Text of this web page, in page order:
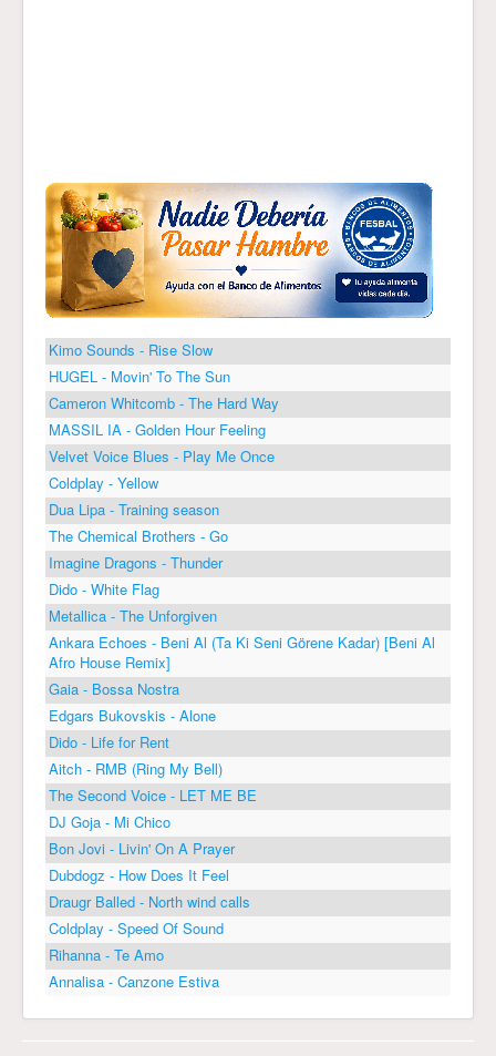
Kimo Sounds - Rise Slow
HUGEL - Movin' To The Sun
Cameron Whitcomb - The Hard Way
MASSIL IA - Golden Hour Feeling
Velvet Voice Blues - Play Me Once
Coldplay - Yellow
Dua Lipa - Training season
The Chemical Brothers - Go
Imagine Dragons - Thunder
Dido - White Flag
Metallica - The Unforgiven
Ankara Echoes - Beni Al (Ta Ki Seni Görene Kadar) [Beni Al
Afro House Remix]
Gaia - Bossa Nostra
Edgars Bukovskis - Alone
Dido - Life for Rent
Aitch - RMB (Ring My Bell)
The Second Voice - LET ME BE
DJ Goja - Mi Chico
Bon Jovi - Livin' On A Prayer
Dubdogz - How Does It Feel
Draugr Balled - North wind calls
Coldplay - Speed Of Sound
Rihanna - Te Amo
Annalisa - Canzone Estiva